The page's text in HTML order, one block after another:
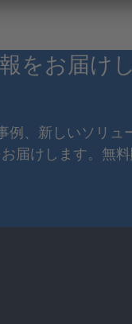
をお届け
例、新しいソリュ
届けします。無